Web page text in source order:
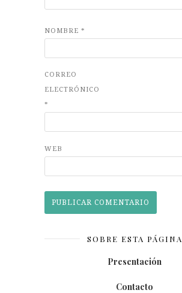
NOMBRE *
CORREO
ELECTRÓNICO
*
WEB
SOBRE ESTA PÁGINA
Presentación
Contacto